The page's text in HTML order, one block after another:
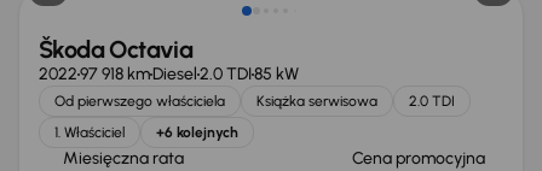
Škoda Octavia
202297 918 kmDiesel2.0 TDI85 kW
Od pierwszego właściciela Książka serwisowa
2.0 TDI
1. Właściciel
+6 kolejnych
Miesięczna rata Cena promocyjna